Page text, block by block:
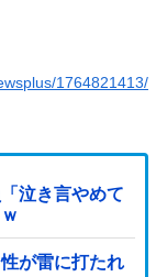
1764821413/
泣き言やめて
が雷に打たれ